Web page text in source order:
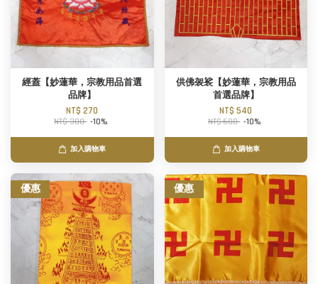
經蓋【妙蓮華，宗教用品首選
品牌】
NT$ 270
NT$ 300 -10%
加入購物車
供佛袈裟【妙蓮華，宗教用品
首選品牌】
NT$ 540
NT$ 600 -10%
加入購物車
優惠 優惠